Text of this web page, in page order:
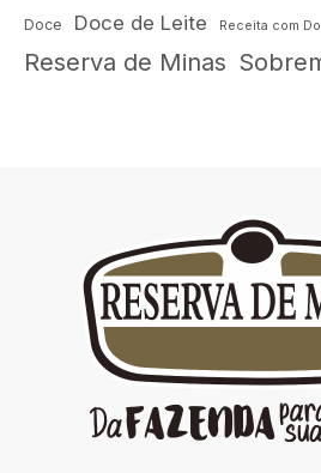
Doce Doce de Leite Receita com
Reserva de Minas